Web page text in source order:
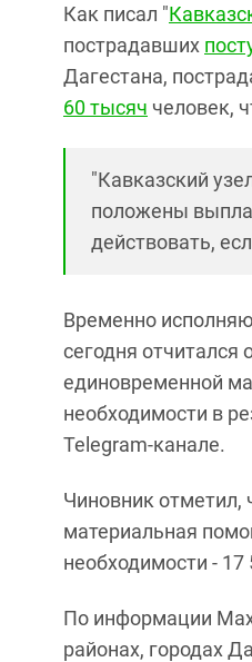
Как писал "
пострадавших
Дагестана,
60 тысяч человек,
"Кавказский
положены
действовать,
Временно
сегодня
единовременной
необходимости в
Telegram-канале.
Чиновник отметил,
материальная
необходимости -
По информации
районах, городах